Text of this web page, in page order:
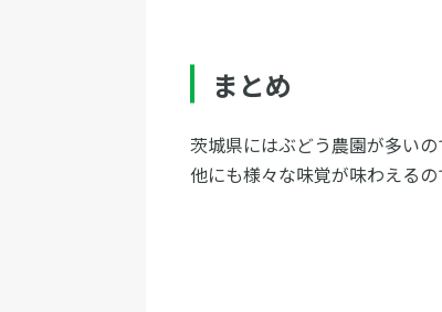
まとめ
茨城県にはぶどう農園が多い
他にも様々な味覚が味わえる